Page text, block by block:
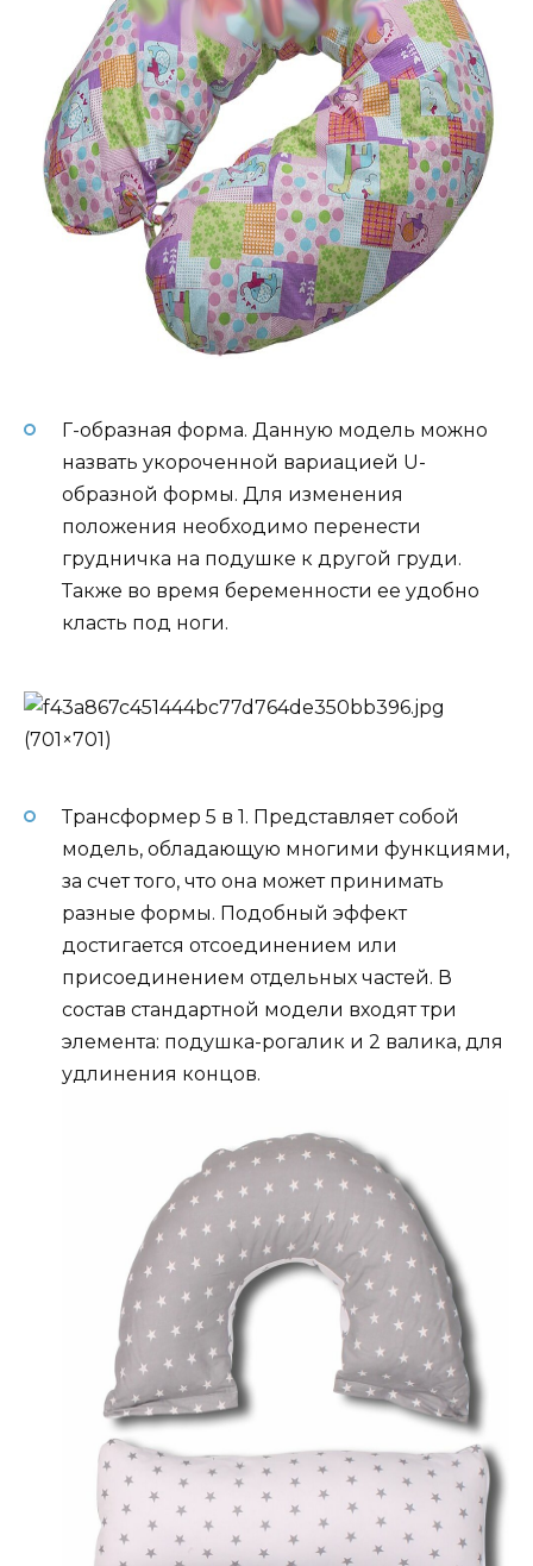
Г-образная форма. Данную модель можно
назвать укороченной вариацией U-
образной формы. Для изменения
положения необходимо перенести
грудничка на подушке к другой груди.
Также во время беременности ее удобно
класть под ноги.
Трансформер 5 в 1. Представляет собой
модель, обладающую многими функциями,
за счет того, что она может принимать
разные формы. Подобный эффект
достигается отсоединением или
присоединением отдельных частей. В
состав стандартной модели входят три
элемента: подушка-рогалик и 2 валика, для
удлинения концов.